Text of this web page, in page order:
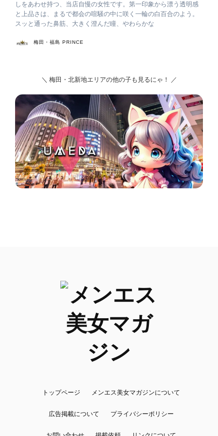
しをあわせ持つ、当店自慢の女性です。第一印象から漂う透明感
と上品さは、まるで都会の喧騒の中に咲く一輪の白百合のよう。
スッと通った鼻筋、大きく澄んだ瞳、やわらかな
梅田・福島 PRINCE
＼ 梅田・北新地エリアの他の子も見るにゃ！ ／
トップページ メンエス美女マガジンについて
広告掲載について プライバシーポリシー